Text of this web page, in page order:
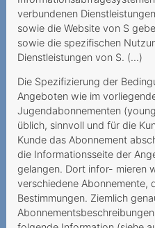
verbundenen
sowie die Website von S
sowie die spezifischen
Dienstleistungen von S. (...)
Die Spezifizierung der
Angeboten wie im
Jugendabonnementen
üblich, sinnvoll und für die
Kunde das Abonnement
die Informationsseite der
gelangen. Dort infor- mieren
verschiedene Abonnemente,
Bestimmungen. Ziemlich